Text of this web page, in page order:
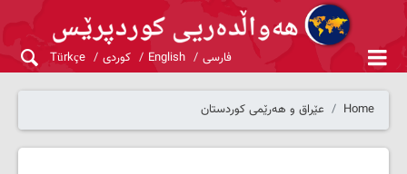
فارسی English کوردی Türkçe
Home عێراق و هەرێمی کوردستان